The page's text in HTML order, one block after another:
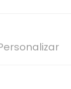
e desconto.